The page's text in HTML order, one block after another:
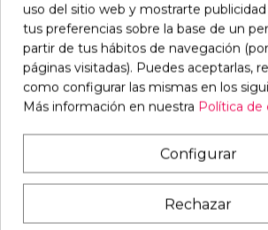
Aceite de Salmón PURO
1L |Perros, Cachorros y
Gatos
uso del sitio web y mostrarte
tus preferencias sobre la base de un
partir de tus hábitos de navegación
páginas visitadas). Puedes aceptarlas,
como configurar las mismas en los
Más información en nuestra Política de
Configurar
Rechazar